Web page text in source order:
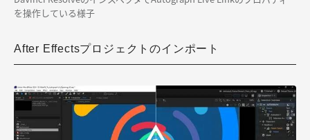
を操作している様子
After Effectsプロジェクトのインポート